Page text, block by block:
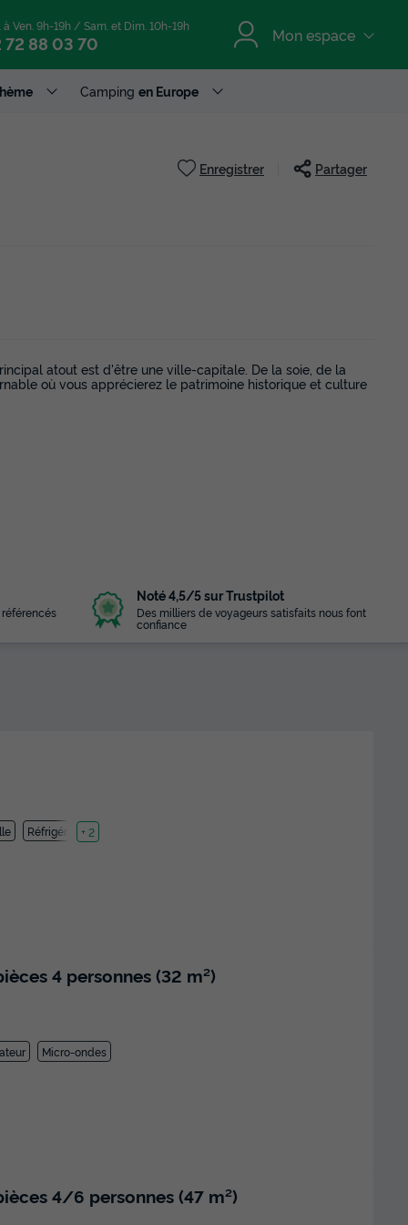
à Ven. 9h-19h / Sam. et Dim. 10h-19h
72 88 03 70 Mon espace
Camping en Europe
Enregistrer Partager
atout est d'être une ville-capitale. De la soie, de la
où vous apprécierez le patrimoine historique et culture
Noté 4,5/5 sur Trustpilot
Des milliers de voyageurs satisfaits nous font
confiance
Réfrigérateur
+ 2
4 personnes (32 m²)
Micro-ondes
4/6 personnes (47 m²)